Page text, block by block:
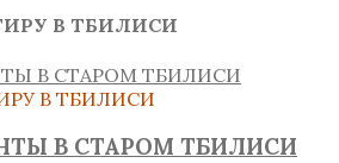
В ТБИЛИСИ
В ТБИЛИСИ
В СТАРОМ ТБИЛИСИ